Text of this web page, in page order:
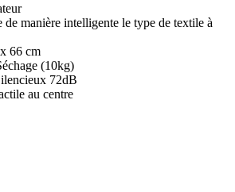
manière intelligente le type de textile à
66 cm
(10kg)
72dB
au centre